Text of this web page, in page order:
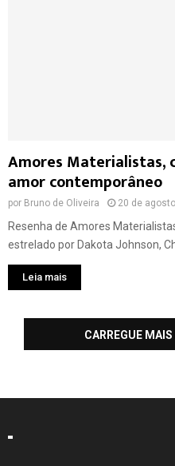
Amores Materialistas,
amor contemporâneo
por Bruno de Oliveira 20 de
Resenha de Amores
estrelado por Dakota Johnson,
Leia mais
CARREGUE